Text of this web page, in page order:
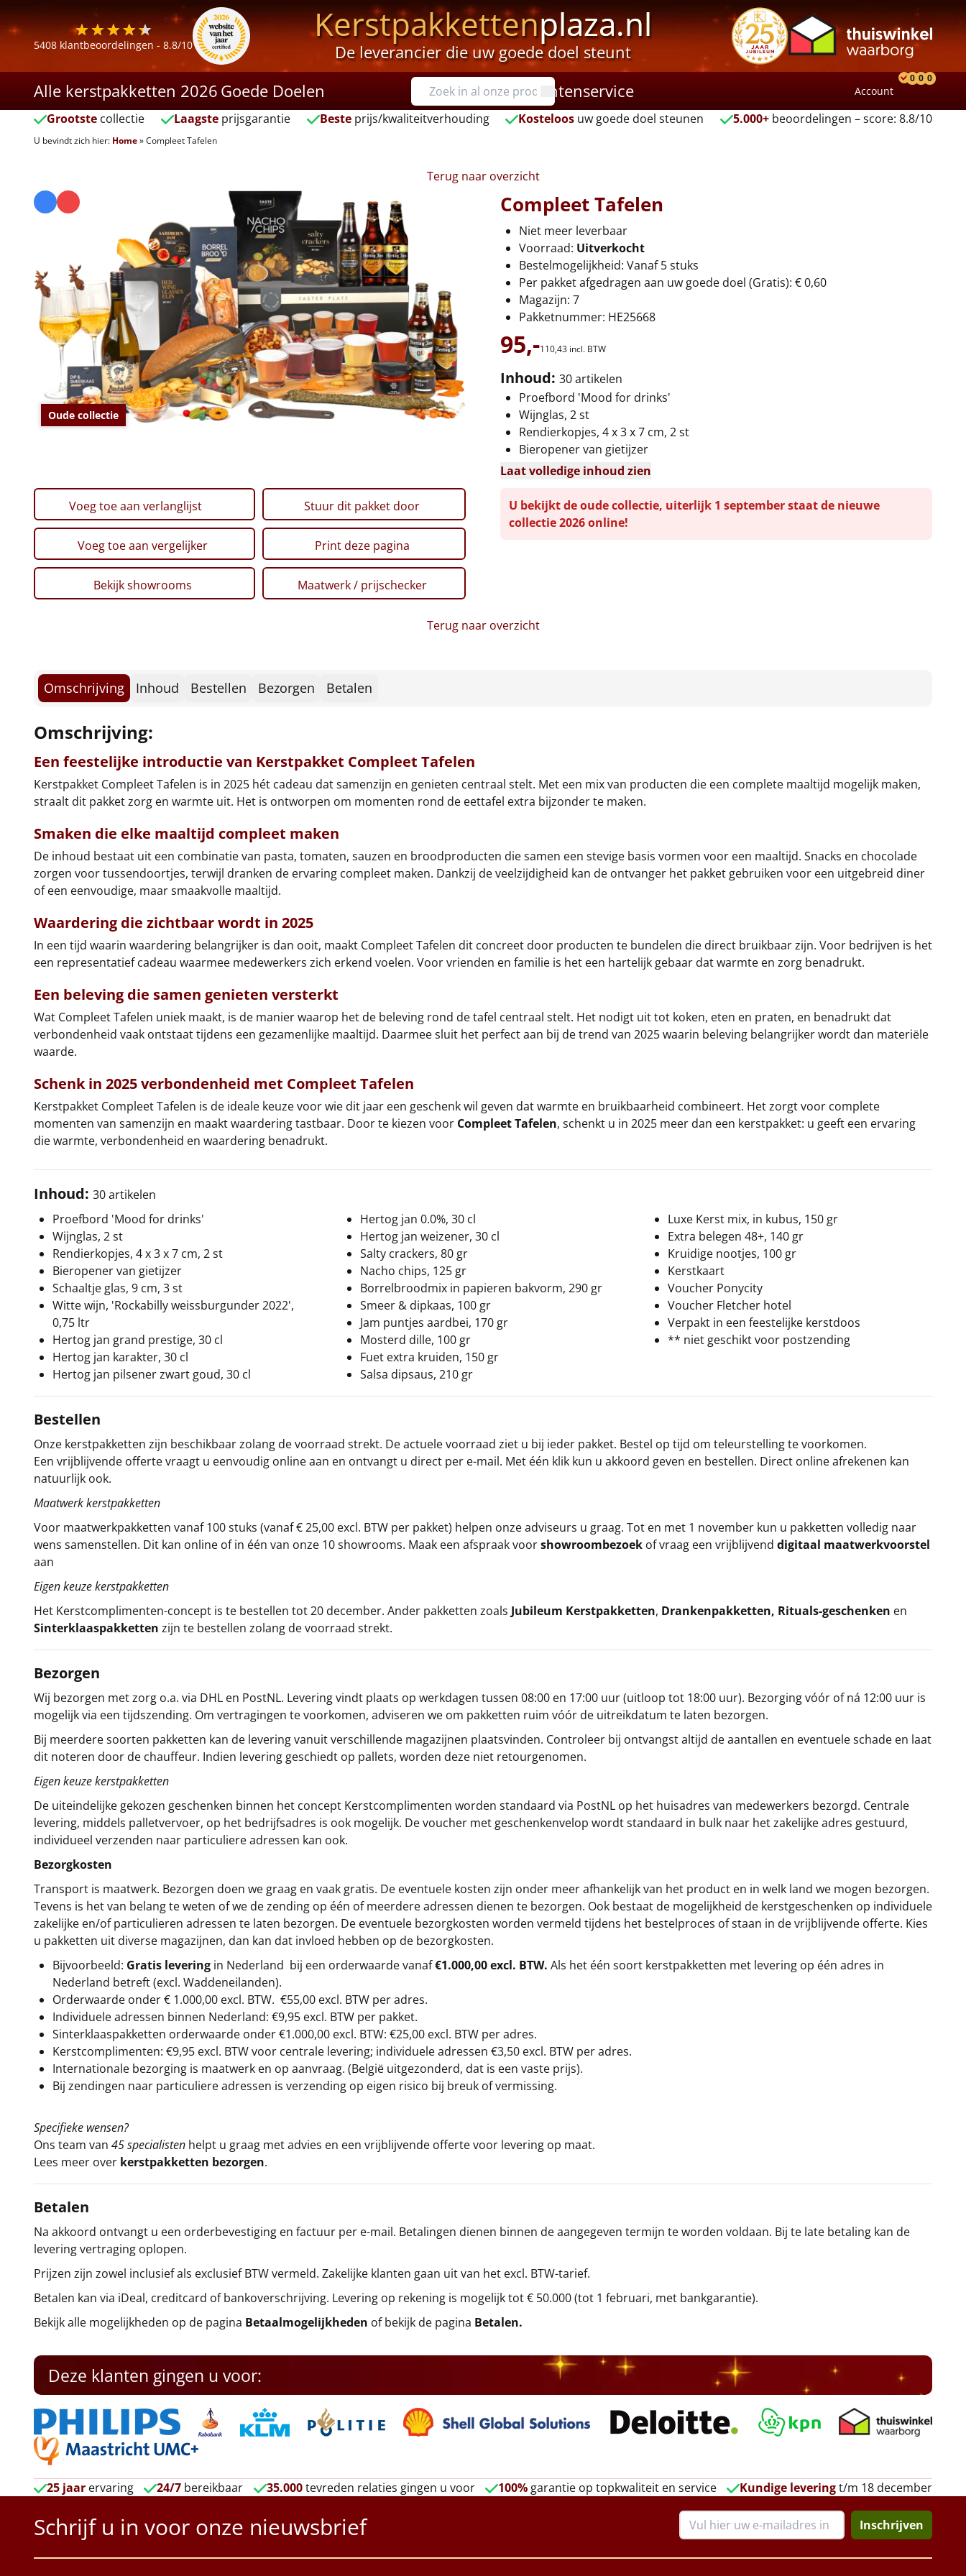
5408 klantbeoordelingen - 8.8/10 Kerstpakkettenplaza.nl
De leverancier die uw goede doel steunt
Alle kerstpakketten 2026 Goede Doelen Klantenservice Account
0 0 0
Grootste collectie Laagsteprijsgarantie Besteprijs/kwaliteitverhouding Kosteloos uw goede doel steunen 5.000+ beoordelingen – score: 8.8/10
U bevindt zich hier: Home»Compleet Tafelen
Terug naar overzicht
Oude collectie
Compleet Tafelen
Niet meer leverbaar
Voorraad: Uitverkocht
Bestelmogelijkheid: Vanaf 5 stuks
Per pakket afgedragen aan uw goede doel (Gratis): € 0,60
Magazijn: 7
Pakketnummer: HE25668
95,-110,43 incl. BTW
Inhoud: 30 artikelen
Proefbord 'Mood for drinks'
Wijnglas, 2 st
Rendierkopjes, 4 x 3 x 7 cm, 2 st
Bieropener van gietijzer
Laat volledige inhoud zien
Voeg toe aan verlanglijst Stuur dit pakket door
Voeg toe aan vergelijker Print deze pagina
Bekijk showrooms Maatwerk / prijschecker
U bekijkt de oude collectie, uiterlijk 1 september staat de nieuwe
collectie 2026 online!
Terug naar overzicht
Omschrijving Inhoud Bestellen Bezorgen Betalen
Omschrijving:
Een feestelijke introductie van Kerstpakket Compleet Tafelen
Kerstpakket Compleet Tafelen is in 2025 hét cadeau dat samenzijn en genieten centraal stelt. Met een mix van producten die een complete maaltijd mogelijk maken,
straalt dit pakket zorg en warmte uit. Het is ontworpen om momenten rond de eettafel extra bijzonder te maken.
Smaken die elke maaltijd compleet maken
De inhoud bestaat uit een combinatie van pasta, tomaten, sauzen en broodproducten die samen een stevige basis vormen voor een maaltijd. Snacks en chocolade
zorgen voor tussendoortjes, terwijl dranken de ervaring compleet maken. Dankzij de veelzijdigheid kan de ontvanger het pakket gebruiken voor een uitgebreid diner
of een eenvoudige, maar smaakvolle maaltijd.
Waardering die zichtbaar wordt in 2025
In een tijd waarin waardering belangrijker is dan ooit, maakt Compleet Tafelen dit concreet door producten te bundelen die direct bruikbaar zijn. Voor bedrijven is het
een representatief cadeau waarmee medewerkers zich erkend voelen. Voor vrienden en familie is het een hartelijk gebaar dat warmte en zorg benadrukt.
Een beleving die samen genieten versterkt
Wat Compleet Tafelen uniek maakt, is de manier waarop het de beleving rond de tafel centraal stelt. Het nodigt uit tot koken, eten en praten, en benadrukt dat
verbondenheid vaak ontstaat tijdens een gezamenlijke maaltijd. Daarmee sluit het perfect aan bij de trend van 2025 waarin beleving belangrijker wordt dan materiële
waarde.
Schenk in 2025 verbondenheid met Compleet Tafelen
Kerstpakket Compleet Tafelen is de ideale keuze voor wie dit jaar een geschenk wil geven dat warmte en bruikbaarheid combineert. Het zorgt voor complete
momenten van samenzijn en maakt waardering tastbaar. Door te kiezen voor Compleet Tafelen, schenkt u in 2025 meer dan een kerstpakket: u geeft een ervaring
die warmte, verbondenheid en waardering benadrukt.
Inhoud: 30 artikelen
Proefbord 'Mood for drinks'
Wijnglas, 2 st
Rendierkopjes, 4 x 3 x 7 cm, 2 st
Bieropener van gietijzer
Schaaltje glas, 9 cm, 3 st
Witte wijn, 'Rockabilly weissburgunder 2022',
0,75 ltr
Hertog jan grand prestige, 30 cl
Hertog jan karakter, 30 cl
Hertog jan pilsener zwart goud, 30 cl
Hertog jan 0.0%, 30 cl
Hertog jan weizener, 30 cl
Salty crackers, 80 gr
Nacho chips, 125 gr
Borrelbroodmix in papieren bakvorm, 290 gr
Smeer & dipkaas, 100 gr
Jam puntjes aardbei, 170 gr
Mosterd dille, 100 gr
Fuet extra kruiden, 150 gr
Salsa dipsaus, 210 gr
Luxe Kerst mix, in kubus, 150 gr
Extra belegen 48+, 140 gr
Kruidige nootjes, 100 gr
Kerstkaart
Voucher Ponycity
Voucher Fletcher hotel
Verpakt in een feestelijke kerstdoos
** niet geschikt voor postzending
Bestellen
Onze kerstpakketten zijn beschikbaar zolang de voorraad strekt. De actuele voorraad ziet u bij ieder pakket. Bestel op tijd om teleurstelling te voorkomen.
Een vrijblijvende offerte vraagt u eenvoudig online aan en ontvangt u direct per e-mail. Met één klik kun u akkoord geven en bestellen. Direct online afrekenen kan
natuurlijk ook.
Maatwerk kerstpakketten
Voor maatwerkpakketten vanaf 100 stuks (vanaf € 25,00 excl. BTW per pakket) helpen onze adviseurs u graag. Tot en met 1 november kun u pakketten volledig naar
wens samenstellen. Dit kan online of in één van onze 10 showrooms. Maak een afspraak voorshowroombezoek of vraag een vrijblijvend digitaal maatwerkvoorstel
aan
Eigen keuze kerstpakketten
Het Kerstcomplimenten-concept is te bestellen tot 20 december. Ander pakketten zoals Jubileum Kerstpakketten, Drankenpakketten, Rituals-geschenken en
Sinterklaaspakketten zijn te bestellen zolang de voorraad strekt.
Bezorgen
Wij bezorgen met zorg o.a. via DHL en PostNL. Levering vindt plaats op werkdagen tussen 08:00 en 17:00 uur (uitloop tot 18:00 uur). Bezorging vóór of ná 12:00 uur is
mogelijk via een tijdszending. Om vertragingen te voorkomen, adviseren we om pakketten ruim vóór de uitreikdatum te laten bezorgen.
Bij meerdere soorten pakketten kan de levering vanuit verschillende magazijnen plaatsvinden. Controleer bij ontvangst altijd de aantallen en eventuele schade en laat
dit noteren door de chauffeur. Indien levering geschiedt op pallets, worden deze niet retourgenomen.
Eigen keuze kerstpakketten
De uiteindelijke gekozen geschenken binnen het concept Kerstcomplimenten worden standaard via PostNL op het huisadres van medewerkers bezorgd. Centrale
levering, middels palletvervoer, op het bedrijfsadres is ook mogelijk. De voucher met geschenkenvelop wordt standaard in bulk naar het zakelijke adres gestuurd,
individueel verzenden naar particuliere adressen kan ook.
Bezorgkosten
Transport is maatwerk. Bezorgen doen we graag en vaak gratis. De eventuele kosten zijn onder meer afhankelijk van het product en in welk land we mogen bezorgen.
Tevens is het van belang te weten of we de zending op één of meerdere adressen dienen te bezorgen. Ook bestaat de mogelijkheid de kerstgeschenken op individuele
zakelijke en/of particulieren adressen te laten bezorgen. De eventuele bezorgkosten worden vermeld tijdens het bestelproces of staan in de vrijblijvende offerte. Kies
u pakketten uit diverse magazijnen, dan kan dat invloed hebben op de bezorgkosten.
Bijvoorbeeld: Gratis levering in Nederland bij een orderwaarde vanaf€1.000,00 excl. BTW. Als het één soort kerstpakketten met levering op één adres in
Nederland betreft (excl. Waddeneilanden).
Orderwaarde onder € 1.000,00 excl. BTW. €55,00 excl. BTW per adres.
Individuele adressen binnen Nederland: €9,95 excl. BTW per pakket.
Sinterklaaspakketten orderwaarde onder €1.000,00 excl. BTW: €25,00 excl. BTW per adres.
Kerstcomplimenten: €9,95 excl. BTW voor centrale levering; individuele adressen €3,50 excl. BTW per adres.
Internationale bezorging is maatwerk en op aanvraag. (België uitgezonderd, dat is een vaste prijs).
Bij zendingen naar particuliere adressen is verzending op eigen risico bij breuk of vermissing.
Specifieke wensen?
Ons team van 45 specialisten helpt u graag met advies en een vrijblijvende offerte voor levering op maat.
Lees meer over kerstpakketten bezorgen.
Betalen
Na akkoord ontvangt u een orderbevestiging en factuur per e-mail. Betalingen dienen binnen de aangegeven termijn te worden voldaan. Bij te late betaling kan de
levering vertraging oplopen.
Prijzen zijn zowel inclusief als exclusief BTW vermeld. Zakelijke klanten gaan uit van het excl. BTW-tarief.
Betalen kan via iDeal, creditcard of bankoverschrijving. Levering op rekening is mogelijk tot € 50.000 (tot 1 februari, met bankgarantie).
Bekijk alle mogelijkheden op de pagina Betaalmogelijkheden of bekijk de pagina Betalen.
Deze klanten gingen u voor:
25 jaar ervaring 24/7 bereikbaar 35.000tevreden relaties gingen u voor 100%garantie op topkwaliteit en service Kundige leveringt/m 18 december
Schrijf u in voor onze nieuwsbrief Inschrijven